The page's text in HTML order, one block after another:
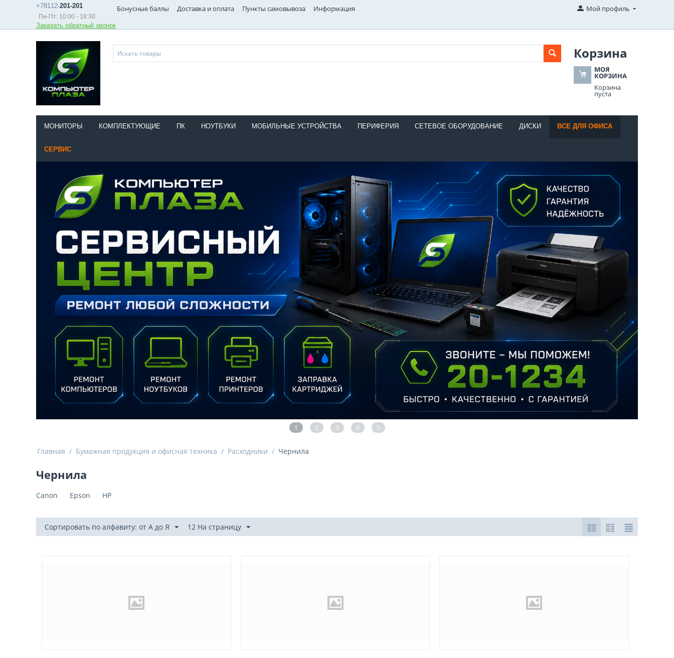
+78112-201-201
Пн-Пт: 10:00 - 18:30
Заказать обратный звонок
Бонусные баллы Доставка и оплата Пункты самовывоза Информация Мой профиль
Корзина
МОЯ
КОРЗИНА
Корзина
пуста
МОНИТОРЫ КОМПЛЕКТУЮЩИЕ ПК НОУТБУКИ МОБИЛЬНЫЕ УСТРОЙСТВА ПЕРИФЕРИЯ СЕТЕВОЕ ОБОРУДОВАНИЕ ДИСКИ ВСЕ ДЛЯ ОФИСА
СЕРВИС
1 2 3 4 5
Главная / Бумажная продукция и офисная техника / Расходники / Чернила
Чернила
Canon Epson HP
Сортировать по алфавиту: от А до Я 12 На страницу